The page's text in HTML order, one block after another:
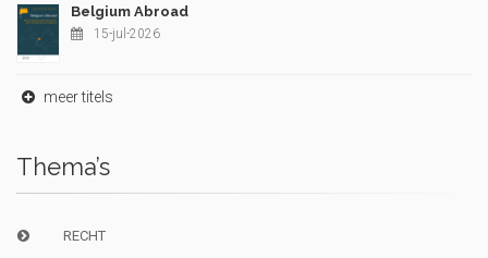
Belgium Abroad
15-jul-2026
meer titels
Thema’s
RECHT